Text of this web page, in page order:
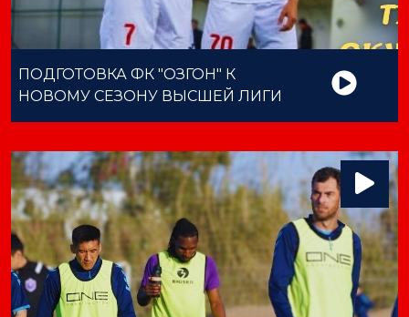
ПОДГОТОВКА ФК "ОЗГОН" К
НОВОМУ СЕЗОНУ ВЫСШЕЙ ЛИГИ